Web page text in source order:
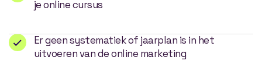
je online cursus
Er geen systematiek of jaarplan is in het
uitvoeren van de online marketing